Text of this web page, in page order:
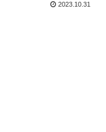
2023.10.31